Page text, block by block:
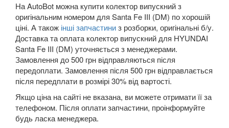
Ioniq 6
Kona
Kona II
Matrix (FC)
Nexo
Santa Fe III (DM)
На AutoBot можна купити колектор випускний з
оригінальним номером для Santa Fe III (DM) по хорошій
ціні. А також інші запчастиниз розборки, оригінальні б/у.
Доставка та оплата колектор випускний для HYUNDAI
Santa Fe III (DM) уточняється з менеджерами.
Замовлення до 500 грн відправляються після
передоплати. Замовлення після 500 грн відправлається
після передплати в розмірі 30% від вартості.
Якщо ціна на сайті не вказана, ви можете отримати її за
телефоном. Після оплати запчастини, проінформуйте
будь ласка менеджера.